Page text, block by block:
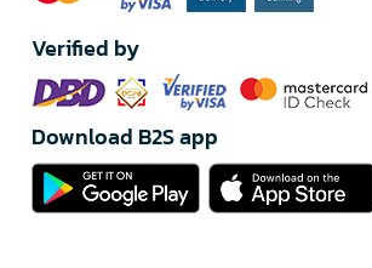
Verified by
Download B2S app